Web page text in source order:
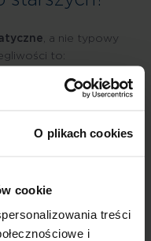
O plikach cookies
cookie
treści
i
, a nie typowy
to:
stawów);
od depresji u